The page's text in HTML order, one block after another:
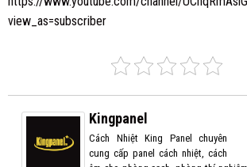
view_as=subscriber
Kingpanel
Cách Nhiệt King Panel chuyên
cung cấp panel cách nhiệt, cách